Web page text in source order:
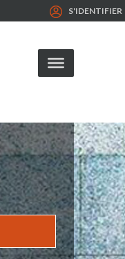
S'IDENTIFIER